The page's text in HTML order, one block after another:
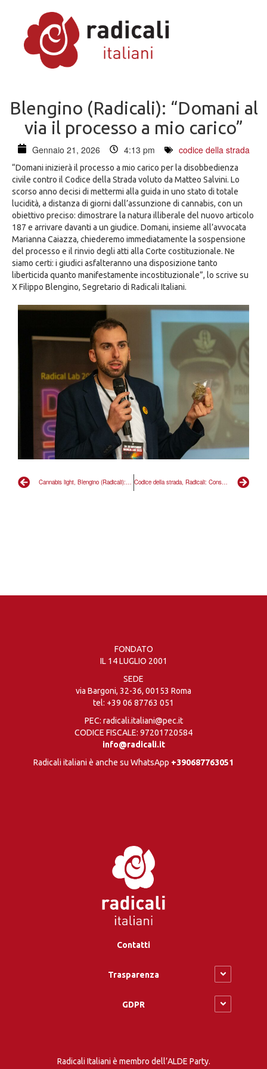
Blengino (Radicali): “Domani al
via il processo a mio carico”
Gennaio 21, 2026 4:13 pm codice della strada
Cannabis light, Blengino (Radicali): bene la retromarcia della destra, ma resta il disgusto Codice della strada, Radicali: Consulta normalizza calpestare Costituzione
“Domani inizierà il processo a mio carico per la disobbedienza
civile contro il Codice della Strada voluto da Matteo Salvini. Lo
scorso anno decisi di mettermi alla guida in uno stato di totale
lucidità, a distanza di giorni dall’assunzione di cannabis, con un
obiettivo preciso: dimostrare la natura illiberale del nuovo articolo
187 e arrivare davanti a un giudice. Domani, insieme all’avvocata
Marianna Caiazza, chiederemo immediatamente la sospensione
del processo e il rinvio degli atti alla Corte costituzionale. Ne
siamo certi: i giudici asfalteranno una disposizione tanto
liberticida quanto manifestamente incostituzionale”, lo scrive su
X Filippo Blengino, Segretario di Radicali Italiani.
FONDATO
IL 14 LUGLIO 2001
SEDE
via Bargoni, 32-36, 00153 Roma
tel: +39 06 87763 051
PEC: radicali.italiani@pec.it
CODICE FISCALE: 97201720584
info@radicali.it
Radicali italiani è anche su WhatsApp +390687763051
Contatti
Trasparenza
GDPR
Radicali Italiani è membro dell’ALDE Party.